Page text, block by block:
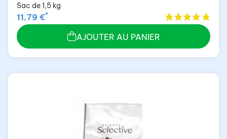
Sac de 1,5 kg
11,79 €*
AJOUTER AU PANIER